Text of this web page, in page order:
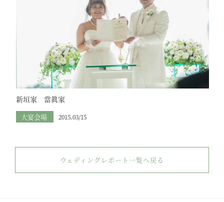
新垣家 當眞家
大宴会場 2015.03/15
ウェディングレポート一覧へ戻る